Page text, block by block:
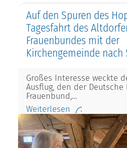
Auf den Spuren des
Tagesfahrt des
Frauenbundes mit der
Kirchengemeinde nach
Großes Interesse weckte
Ausflug, den der Deutsche
Frauenbund,…
Weiterlesen